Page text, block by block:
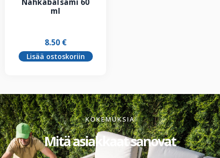
ml
8.50 €
Lisää ostoskoriin
KOKEMUKSIA
Mitä asiakkaat sanovat